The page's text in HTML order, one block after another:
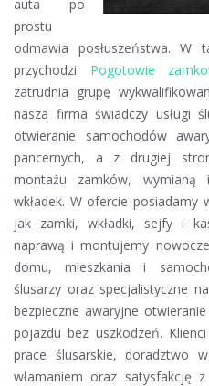
auta po
prostu
odmawia posłuszeństwa. W
przychodzi Pogotowie
zatrudnia grupę
nasza firma świadczy usługi
otwieranie samochodów
pancernych, a z drugiej
montażu zamków,
wkładek. W ofercie posiadamy
jak zamki, wkładki, sejfy i
naprawą i montujemy
domu, mieszkania i
ślusarzy oraz specjalistyczne
bezpieczne awaryjne
pojazdu bez uszkodzeń.
prace ślusarskie, doradztwo
włamaniem oraz satysfakcję